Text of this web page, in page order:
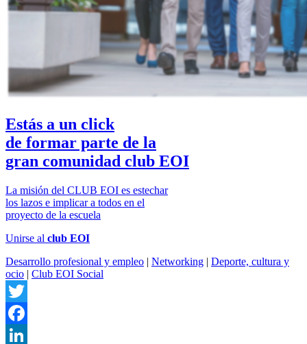
Estás a un click
de formar parte de la
gran comunidad club EOI
La misión del CLUB EOI es estechar
los lazos e implicar a todos en el
proyecto de la escuela
Unirse al club EOI
Desarrollo profesional y empleo | Networking | Deporte, cultura y
ocio | Club EOI Social
Twitter
Facebook